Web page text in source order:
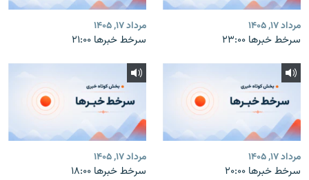
مرداد ۱۷, ۱۴۰۵
سرخط خبرها ۲۳:۰۰
مرداد ۱۷, ۱۴۰۵
سرخط خبرها ۲۱:۰۰
مرداد ۱۷, ۱۴۰۵
سرخط خبرها ۲۰:۰۰
مرداد ۱۷, ۱۴۰۵
سرخط خبرها ۱۸:۰۰